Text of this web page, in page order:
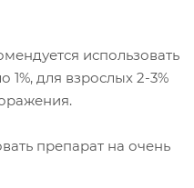
использовать
для взрослых 2-3%
препарат на очень